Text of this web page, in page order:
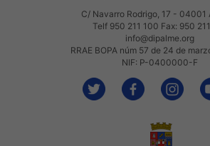
C/ Navarro Rodrigo, 17 - 04001
Telf 950 211 100 Fax: 950
info@dipalme.org
RRAE BOPA núm 57 de 24 de
NIF: P-0400000-F